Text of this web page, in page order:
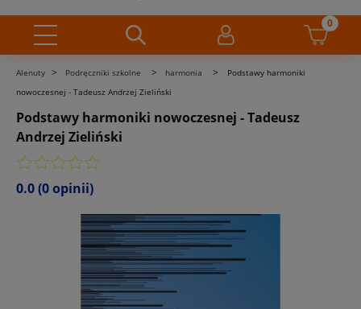
Alenuty > Podręczniki szkolne > harmonia >
Podstawy harmoniki
nowoczesnej - Tadeusz Andrzej Zieliński
Podstawy harmoniki nowoczesnej - Tadeusz
Andrzej Zieliński
0.0(0 opinii)